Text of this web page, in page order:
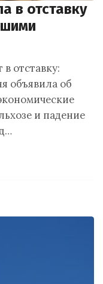
в отставку
отставку:
объявила об
и падение